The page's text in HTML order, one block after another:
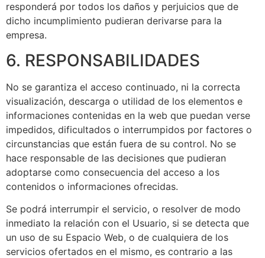
responderá por todos los daños y perjuicios que de
dicho incumplimiento pudieran derivarse para la
empresa.
6. RESPONSABILIDADES
No se garantiza el acceso continuado, ni la correcta
visualización, descarga o utilidad de los elementos e
informaciones contenidas en la web que puedan verse
impedidos, dificultados o interrumpidos por factores o
circunstancias que están fuera de su control. No se
hace responsable de las decisiones que pudieran
adoptarse como consecuencia del acceso a los
contenidos o informaciones ofrecidas.
Se podrá interrumpir el servicio, o resolver de modo
inmediato la relación con el Usuario, si se detecta que
un uso de su Espacio Web, o de cualquiera de los
servicios ofertados en el mismo, es contrario a las